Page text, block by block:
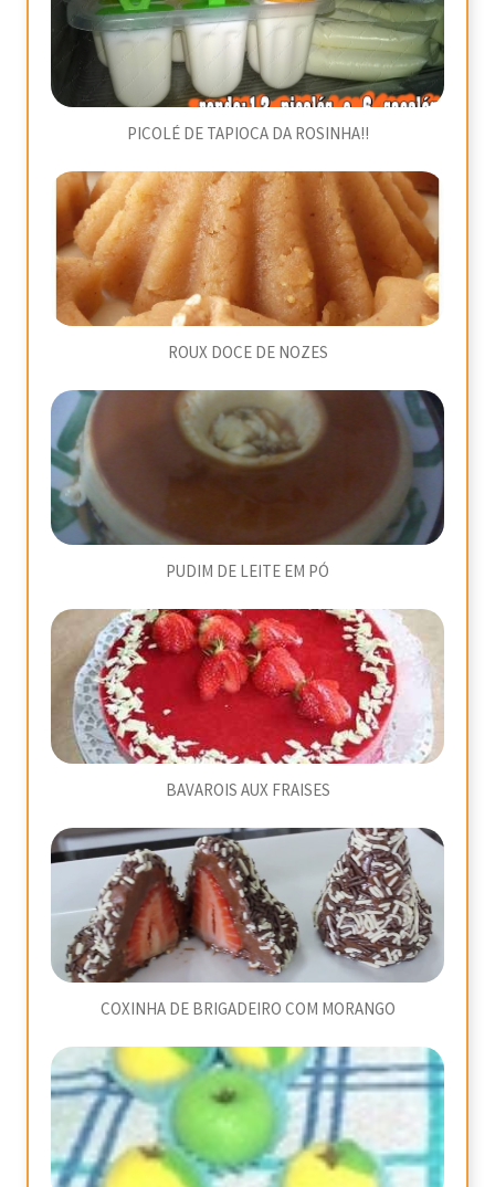
PICOLÉ DE TAPIOCA DA ROSINHA!!
ROUX DOCE DE NOZES
PUDIM DE LEITE EM PÓ
BAVAROIS AUX FRAISES
COXINHA DE BRIGADEIRO COM MORANGO